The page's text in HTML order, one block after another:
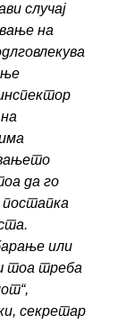
случај
на
да го
постапка
или
тоа треба
секретар